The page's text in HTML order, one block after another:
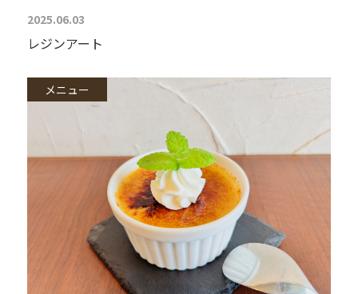
2025.06.03
レジンアート
メニュー